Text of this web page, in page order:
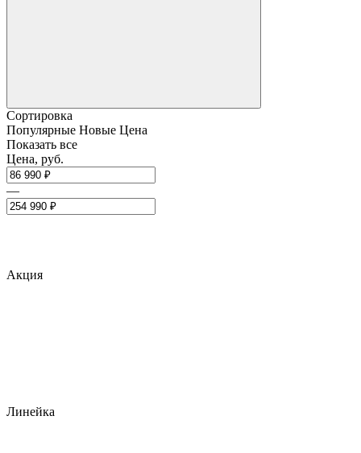
Сортировка
Популярные Новые Цена
Показать все
Цена, руб.
—
Акция
Линейка